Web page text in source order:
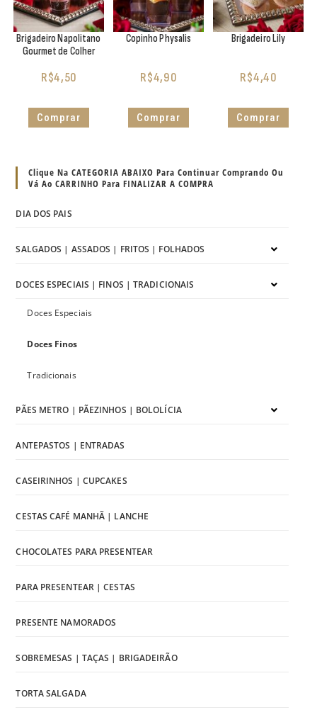
Brigadeiro Napolitano
Gourmet de Colher
R$4,50
Comprar
Copinho Physalis
R$4,90
Comprar
Brigadeiro Lily
R$4,40
Comprar
Clique Na CATEGORIA ABAIXO Para Continuar Comprando Ou
Vá Ao CARRINHO Para FINALIZAR A COMPRA
DIA DOS PAIS
SALGADOS | ASSADOS | FRITOS | FOLHADOS
DOCES ESPECIAIS | FINOS | TRADICIONAIS
Doces Especiais
Doces Finos
Tradicionais
PÃES METRO | PÃEZINHOS | BOLOLÍCIA
ANTEPASTOS | ENTRADAS
CASEIRINHOS | CUPCAKES
CESTAS CAFÉ MANHÃ | LANCHE
CHOCOLATES PARA PRESENTEAR
PARA PRESENTEAR | CESTAS
PRESENTE NAMORADOS
SOBREMESAS | TAÇAS | BRIGADEIRÃO
TORTA SALGADA